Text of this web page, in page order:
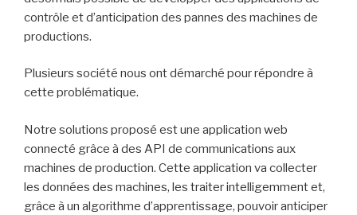
contrôle et d’anticipation des pannes des machines de
productions.
Plusieurs société nous ont démarché pour répondre à
cette problématique.
Notre solutions proposé est une application web
connecté grâce à des API de communications aux
machines de production. Cette application va collecter
les données des machines, les traiter intelligemment et,
grâce à un algorithme d’apprentissage, pouvoir anticiper